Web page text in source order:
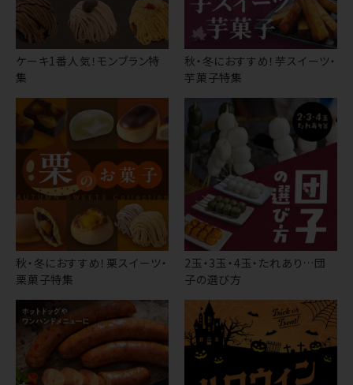
ケーキ1番人気！モンブラン特
集
秋・冬におすすめ！芋スイーツ・
芋菓子特集
秋・冬におすすめ！栗スイーツ・
栗菓子特集
2玉・3玉・4玉・たれあり…団
子の選び方